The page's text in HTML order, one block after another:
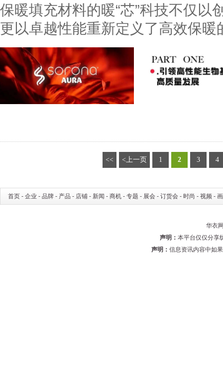
保暖填充材料的暖“芯”科技不仅以
更以卓越性能重新定义了高效保
<< <上一页 1 2 3 4
首页 - 企业 - 品牌 - 产品 - 店铺 - 新闻 - 商机 - 专题 - 展会 - 订货会 - 时尚 - 视频 -
华衣
声明： 本平台仅仅分享
声明： 信息资讯内容中如